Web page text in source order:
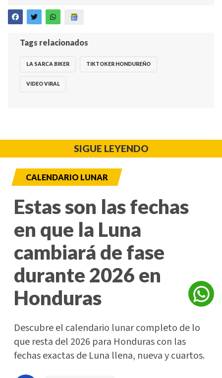
Tags relacionados
LA SARCA BIKER TIKTOKER HONDUREÑO
VIDEO VIRAL
SIGUE LEYENDO
CALENDARIO LUNAR
Estas son las fechas
en que la Luna
cambiará de fase
durante 2026 en
Honduras
Descubre el calendario lunar completo de lo
que resta del 2026 para Honduras con las
fechas exactas de Luna llena, nueva y cuartos.